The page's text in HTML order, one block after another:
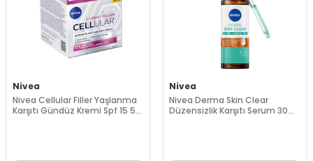
Nivea
Nivea Cellular Filler Yaşlanma
Karşıtı Gündüz Kremi Spf 15 50
Nivea
Nivea Derma Skin Clear
Düzensizlik Karşıtı Serum 30